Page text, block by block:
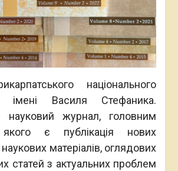
національного
імені Василя Стефаника.
науковий журнал, головним
є публікація нових
матеріалів, оглядових
статей з актуальних проблем